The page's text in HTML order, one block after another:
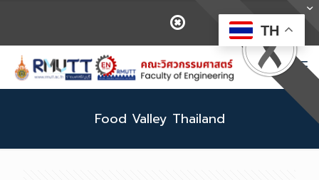
Food Valley Thailand
TH